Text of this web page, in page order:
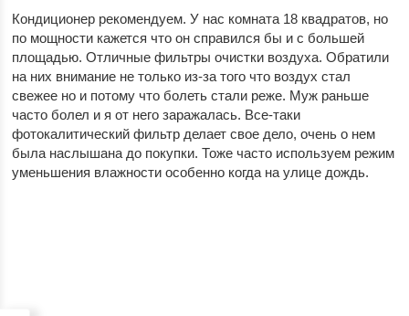
Кондиционер рекомендуем. У нас комната 18 квадратов, но
по мощности кажется что он справился бы и с большей
площадью. Отличные фильтры очистки воздуха. Обратили
на них внимание не только из-за того что воздух стал
свежее но и потому что болеть стали реже. Муж раньше
часто болел и я от него заражалась. Все-таки
фотокалитический фильтр делает свое дело, очень о нем
была наслышана до покупки. Тоже часто используем режим
уменьшения влажности особенно когда на улице дождь.